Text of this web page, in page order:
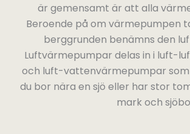
är gemensamt är att alla
Beroende på om värmepumpen
berggrunden benämns den
Luftvärmepumpar delas in i luft-
och luft-vattenvärmepumpar
du bor nära en sjö eller har stor
mark och